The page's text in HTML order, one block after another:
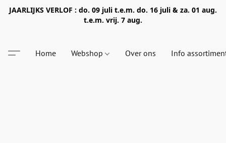
JAARLIJKS VERLOF : do. 09 juli t.e.m. do. 16 juli & za. 01 aug.
t.e.m. vrij. 7 aug.
Home Webshop Over ons Info